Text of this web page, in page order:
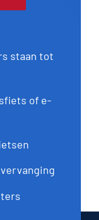
staan tot
of e-